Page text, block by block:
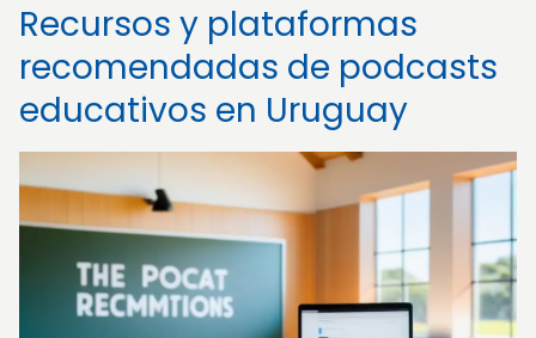
Recursos y plataformas
recomendadas de podcasts
educativos en Uruguay